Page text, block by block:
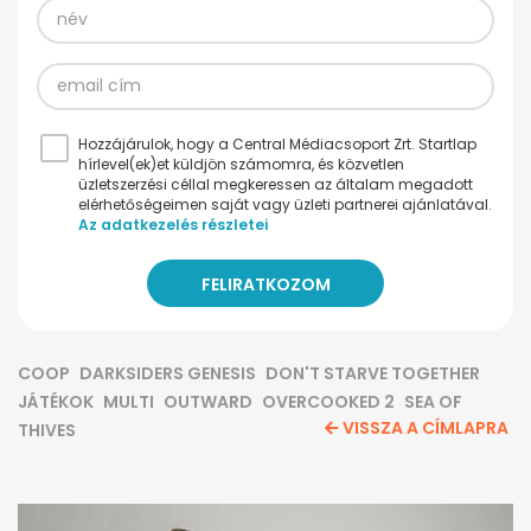
Hozzájárulok, hogy a Central Médiacsoport Zrt. Startlap
hírlevel(ek)et küldjön számomra, és közvetlen
üzletszerzési céllal megkeressen az általam megadott
elérhetőségeimen saját vagy üzleti partnerei ajánlatával.
Az adatkezelés részletei
COOP DARKSIDERS GENESIS DON'T STARVE TOGETHER
JÁTÉKOK MULTI OUTWARD OVERCOOKED 2 SEA OF
THIVES
VISSZA A CÍMLAPRA